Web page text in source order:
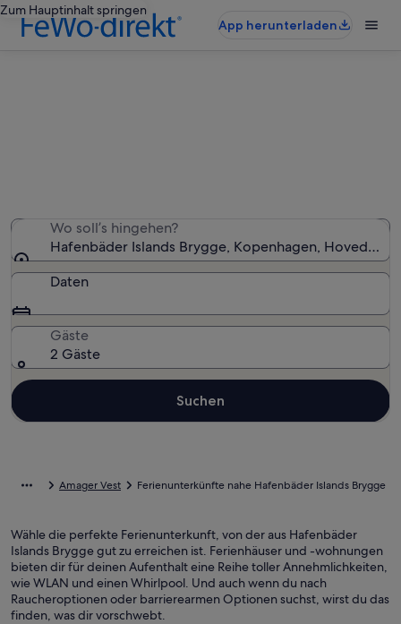
Zum Hauptinhalt springen
App herunterladen
Wo soll’s hingehen?
Hafenbäder Islands Brygge, Kopenhagen,
Daten
Gäste
2 Gäste
Suchen
Amager Vest Ferienunterkünfte nahe Hafenbäder Islands Brygge
Wähle die perfekte Ferienunterkunft, von der aus Hafenbäder
Islands Brygge gut zu erreichen ist. Ferienhäuser und -wohnungen
bieten dir für deinen Aufenthalt eine Reihe toller Annehmlichkeiten,
wie WLAN und einen Whirlpool. Und auch wenn du nach
Raucheroptionen oder barrierearmen Optionen suchst, wirst du das
finden, was dir vorschwebt.